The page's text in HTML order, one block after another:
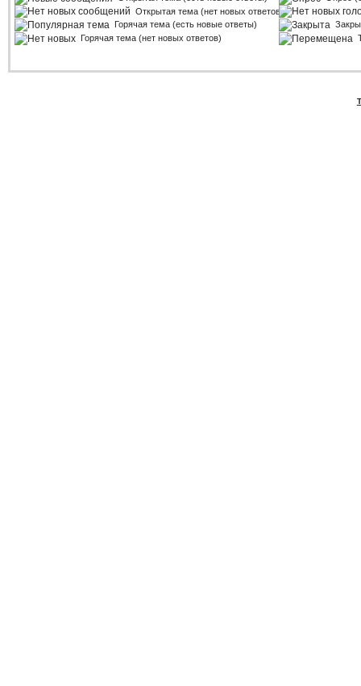
Открытая тема (нет новых ответов)
Горячая тема (есть новые ответы)
Горячая тема (нет новых ответов)